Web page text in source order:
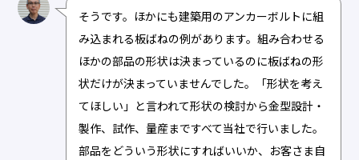
そうです。ほかにも建築用のアンカーボルトに組
み込まれる板ばねの例があります。組み合わせる
ほかの部品の形状は決まっているのに板ばねの形
状だけが決まっていませんでした。「形状を考え
てほしい」と言われて形状の検討から金型設計・
製作、試作、量産まですべて当社で行いました。
部品をどういう形状にすればいいか、お客さま自